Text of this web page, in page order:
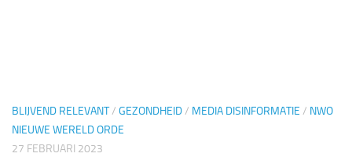
BLIJVEND RELEVANT/ GEZONDHEID/ MEDIA DISINFORMATIE / NWO
NIEUWE WERELD ORDE
27 FEBRUARI 2023